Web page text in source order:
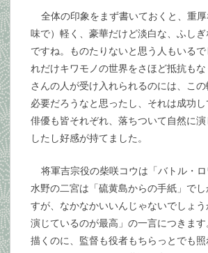
全体の印象をまず書いておくと、重
味で）軽く、豪華だけど淡白な、ふし
ですね。ものたりないと思う人もいるで
れだけキワモノの世界をさほど抵抗もな
さんの人が受け入れられるのには、こ
必要だろうなと思ったし、それは成功し
俳優も皆それぞれ、落ちついて自然に
したし好感が持てました。
将軍吉宗役の柴咲コウは「バトル・ロ
水野の二宮は「硫黄島からの手紙」で
すが、なかなかいいんじゃないでしょ
演じているのが最高」の一言につきま
描くのに、監督も役者もちらっとでも